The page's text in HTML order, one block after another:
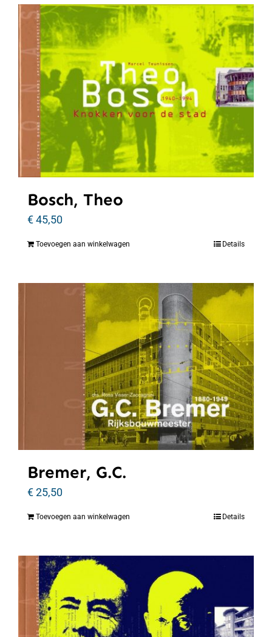
Bosch, Theo
€45,50
Toevoegen aan winkelwagen Details
Bremer, G.C.
€25,50
Toevoegen aan winkelwagen Details